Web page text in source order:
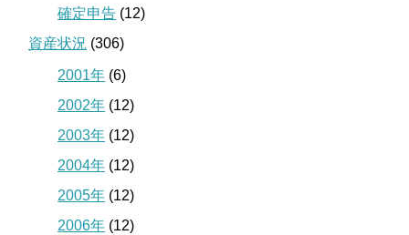
確定申告 (12)
資産状況 (306)
2001年 (6)
2002年 (12)
2003年 (12)
2004年 (12)
2005年 (12)
2006年 (12)